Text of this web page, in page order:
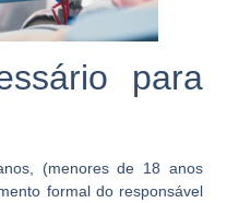
para
, (menores de 18 anos
formal do responsável